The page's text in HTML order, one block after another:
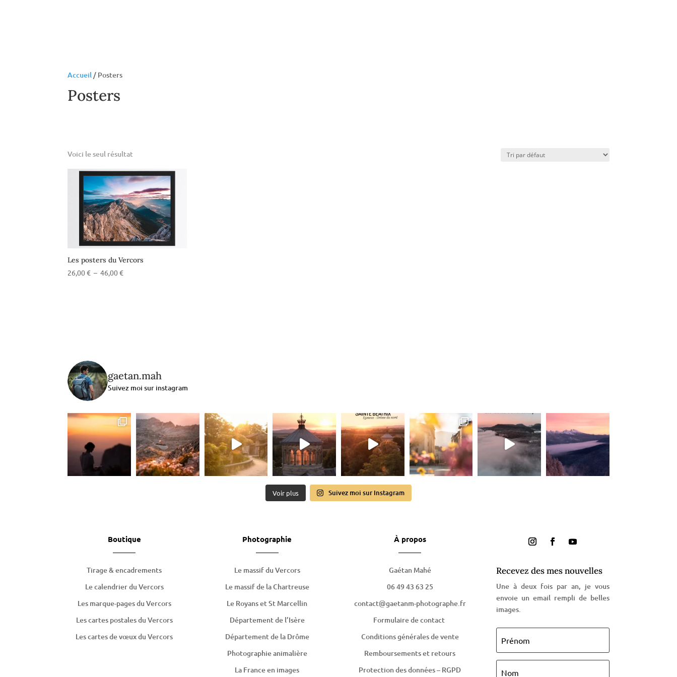
Accueil/ Posters
Posters
Voici le seul résultat
Les posters du Vercors
26,00€ – 46,00€Plage
gaetan.mah
Suivez moi sur instagram
Voir plus Suivez moi sur Instagram
Boutique
Tirage & encadrements
Le calendrier du Vercors
Les marque-pages du Vercors
Les cartes postales du Vercors
Les cartes devœuxdu Vercors
Photographie
Le massif du Vercors
Le massif de la Chartreuse
Le Royans et St Marcellin
Département de l’Isère
Département de la Drôme
Photographie animalière
La France en images
À propos
Gaétan Mahé
06 49 43 63 25
contact@gaetanm-photographe.fr
Formulaire de contact
Conditions générales de vente
Remboursements et retours
Protection des données – RGPD
Recevez des mes nouvelles
Une à deux fois par an, je vous
envoie un email rempli de belles
images.